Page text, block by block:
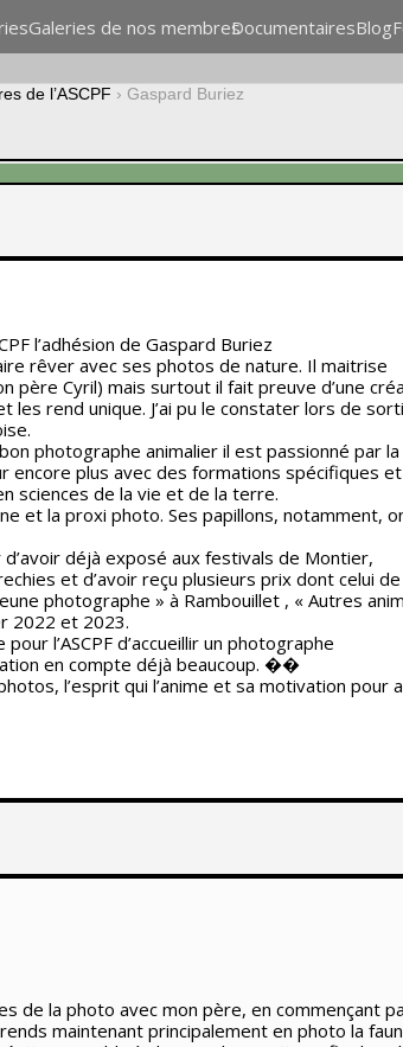
Galeries de nos membresDocumentairesBlog
de l’ASCPF › Gaspard Buriez
l’adhésion de Gaspard Buriez
rêver avec ses photos de nature. Il maitrise
père Cyril) mais surtout il fait preuve d’une
les rend unique. J’ai pu le constater lors de
photographe animalier il est passionné par la
encore plus avec des formations spécifiques
sciences de la vie et de la terre.
et la proxi photo. Ses papillons, notamment,
déjà exposé aux festivals de Montier,
et d’avoir reçu plusieurs prix dont celui de
photographe » à Rambouillet , « Autres
2022 et 2023.
l’ASCPF d’accueillir un photographe
en compte déjà beaucoup. ��
l’esprit qui l’anime et sa motivation pour
de la photo avec mon père, en commençant
maintenant principalement en photo la